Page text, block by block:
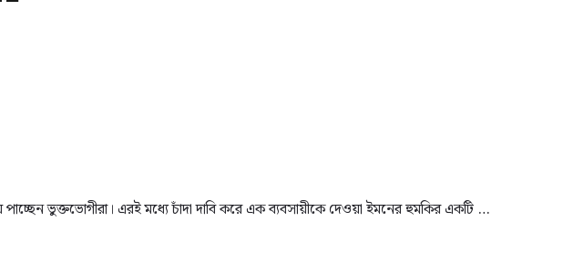
ভুক্তভোগীরা। এরই মধ্যে চাঁদা দাবি করে এক ব্যবসায়ীকে দেওয়া ইমনের হুমকির একটি …